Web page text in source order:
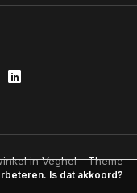
in Veghel - Theme
Is dat akkoord?